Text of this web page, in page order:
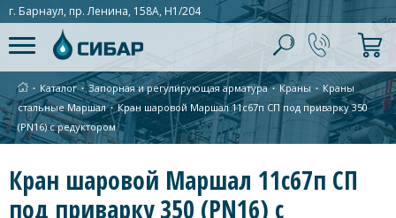
г. Барнаул, пр. Ленина, 158А, Н1/204
∙ Каталог ∙Запорная и регулирующая арматура ∙Краны ∙ Краны
стальные Маршал ∙Кран шаровой Маршал 11с67п СП под приварку 350
(PN16) с редуктором
Кран шаровой Маршал 11с67п СП
под приварку 350 (PN16) с